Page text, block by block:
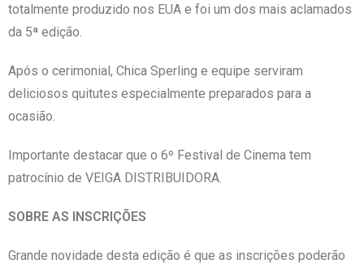
totalmente produzido nos EUA e foi um dos mais aclamados
da 5ª edição.
Após o cerimonial, Chica Sperling e equipe serviram
deliciosos quitutes especialmente preparados para a
ocasião.
Importante destacar que o 6º Festival de Cinema tem
patrocínio de VEIGA DISTRIBUIDORA.
SOBRE AS INSCRIÇÕES
Grande novidade desta edição é que as inscrições poderão